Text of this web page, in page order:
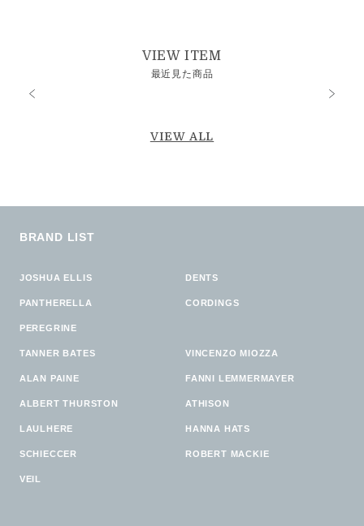
VIEW ITEM
最近見た商品
VIEW ALL
BRAND LIST
JOSHUA ELLIS DENTS
PANTHERELLA CORDINGS
PEREGRINE
TANNER BATES VINCENZO MIOZZA
ALAN PAINE FANNI LEMMERMAYER
ALBERT THURSTON ATHISON
LAULHERE HANNA HATS
SCHIECCER ROBERT MACKIE
VEIL